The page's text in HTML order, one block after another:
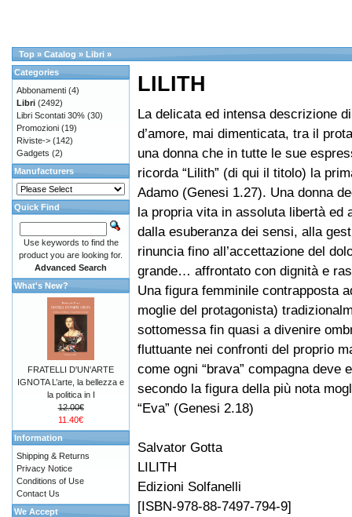
Top » Catalog » Libri »
LILITH
La delicata ed intensa descrizione
d’amore, mai dimenticata, tra il
una donna che in tutte le sue
ricorda “Lilith” (di qui il titolo) la
Adamo (Genesi 1.27). Una donna
la propria vita in assoluta libertà ed
dalla esuberanza dei sensi, alla
rinuncia fino all’accettazione del
grande… affrontato con dignità e
Una figura femminile contrapposta
moglie del protagonista)
sottomessa fin quasi a divenire
fluttuante nei confronti del proprio
come ogni “brava” compagna deve
secondo la figura della più nota
“Eva” (Genesi 2.18)
Salvator Gotta
LILITH
Edizioni Solfanelli
[ISBN-978-88-7497-794-9]
Categories
Abbonamenti (4)
Libri (2492)
Libri Scontati 30% (30)
Promozioni (19)
Riviste-> (142)
Gadgets (2)
Manufacturers
Quick Find
Use keywords to find the
product you are looking for.
Advanced Search
What's New?
FRATELLI D'UN'ARTE
IGNOTA L’arte, la bellezza e
la politica in I
12.00€
11.40€
Information
Shipping & Returns
Privacy Notice
Conditions of Use
Contact Us
We Accept